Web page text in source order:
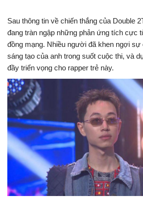
Sau thông tin về chiến thắng của Double
đang tràn ngập những phản ứng tích cực
đồng mạng. Nhiều người đã khen ngợi
sáng tạo của anh trong suốt cuộc thi, và
đầy triển vọng cho rapper trẻ này.